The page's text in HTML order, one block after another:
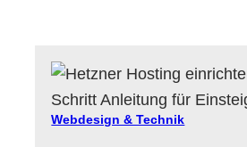
Webdesign & Technik